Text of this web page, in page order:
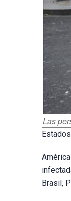
Las
Brasil,